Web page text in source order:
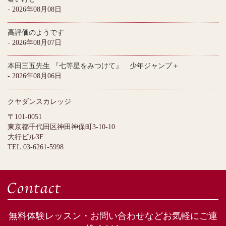
- 2026年08月08日
高評価のようです
- 2026年08月07日
本田三五先生 『七等星をみつけて』 少年ジャンプ＋
- 2026年08月06日
クヤダンスカレッジ
〒101-0051
東京都千代田区神田神保町3-10-10
大行ビル3F
TEL:03-6261-5998
無料体験レッスン・お問い合わせなどお気軽にご連